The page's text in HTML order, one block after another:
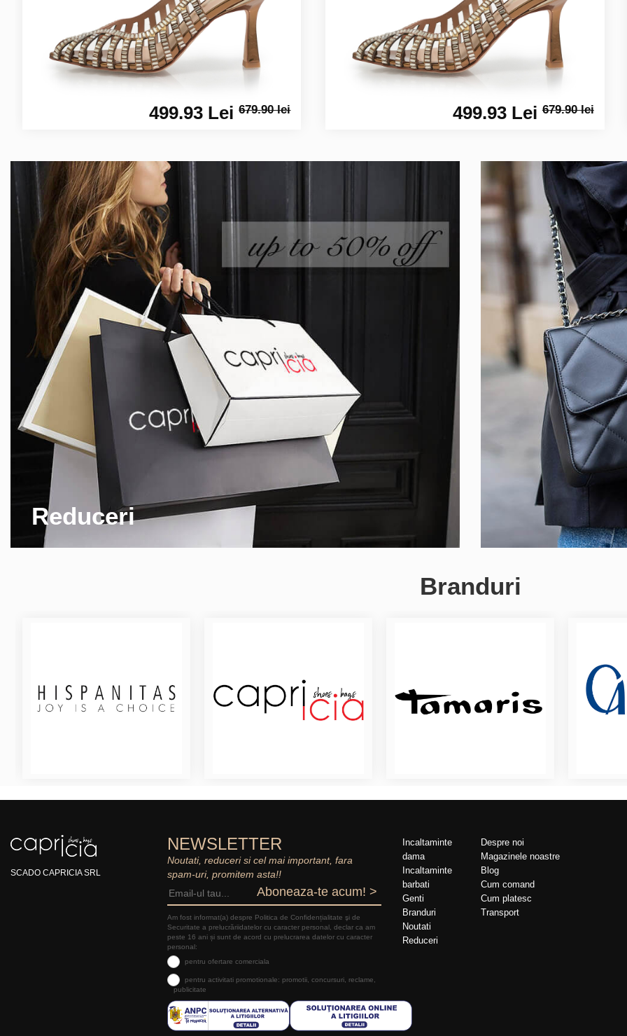
499.93 Lei679.90 lei 499.93 Lei679.90 lei
Reduceri
Branduri
SCADO CAPRICIA SRL
NEWSLETTER
Noutati, reduceri si cel mai important, fara
spam-uri, promitem asta!!
Aboneaza-te acum! >
Am fost informat(a) despre Politica de Confidențialitate şi de
Securitate a prelucrăriidatelor cu caracter personal, declar ca am
peste 16 ani și sunt de acord cu prelucrarea datelor cu caracter
personal:
pentru ofertare comerciala
pentru activitati promotionale: promotii, concursuri, reclame,
publicitate
Incaltaminte
dama
Incaltaminte
barbati
Genti
Branduri
Noutati
Reduceri
Despre noi
Magazinele noastre
Blog
Cum comand
Cum platesc
Transport